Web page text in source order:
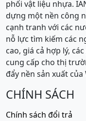
phối vật liệu nhựa.
dựng một nền công
cạnh tranh với các
nỗ lực tìm kiếm các
cao, giá cả hợp lý,
cung cấp cho thị
đẩy nền sản xuất của
CHÍNH SÁCH
Chính sách đổi trả